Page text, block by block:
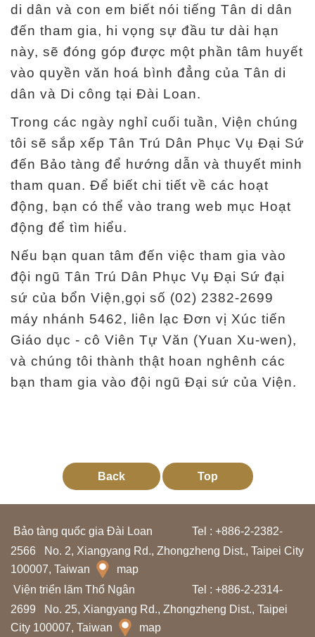
di dân và con em biết nói tiếng Tân di dân
đến tham gia, hi vọng sự đầu tư dài hạn
này, sẽ đóng góp được một phần tâm huyết
vào quyền văn hoá bình đẳng của Tân di
dân và Di công tại Đài Loan.
Trong các ngày nghỉ cuối tuần, Viện chúng
tôi sẽ sắp xếp Tân Trú Dân Phục Vụ Đại Sứ
đến Bảo tàng để hướng dẫn và thuyết minh
tham quan. Để biết chi tiết về các hoạt
động, bạn có thể vào trang web mục Hoạt
động để tìm hiểu.
Nếu bạn quan tâm đến việc tham gia vào
đội ngũ Tân Trú Dân Phục Vụ Đại Sứ đại
sứ của bổn Viện,gọi số (02) 2382-2699
máy nhánh 5462, liên lạc Đơn vị Xúc tiến
Giáo dục - cô Viên Tự Văn (Yuan Xu-wen),
và chúng tôi thành thật hoan nghênh các
bạn tham gia vào đội ngũ Đại sứ của Viện.
Back Top
Bảo tàng quốc gia Đài Loan
Tel : +886-2-2382-
2566
No. 2, Xiangyang Rd., Zhongzheng Dist., Taipei City
100007, Taiwan
map
Viện triển lãm Thổ Ngân
Tel : +886-2-2314-
2699
No. 25, Xiangyang Rd., Zhongzheng Dist., Taipei
City 100007, Taiwan
map